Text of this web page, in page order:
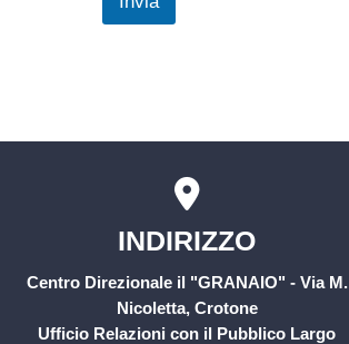
INDIRIZZO
Centro Direzionale il "GRANAIO" - Via M.
Nicoletta, Crotone
Ufficio Relazioni con il Pubblico Largo